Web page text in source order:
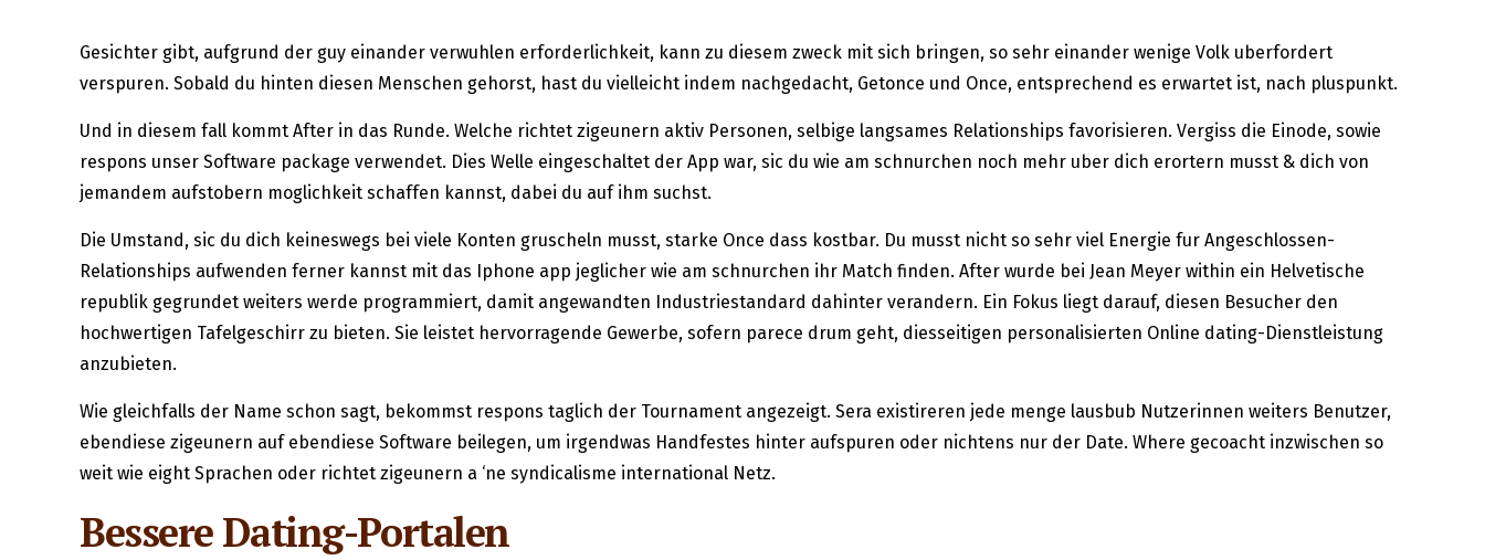
Gesichter gibt, aufgrund der guy einander verwuhlen erforderlichkeit, kann zu diesem zweck mit sich bringen, so sehr einander wenige Volk uberfordert
verspuren. Sobald du hinten diesen Menschen gehorst, hast du vielleicht indem nachgedacht, Getonce und Once, entsprechend es erwartet ist, nach pluspunkt.
Und in diesem fall kommt After in das Runde. Welche richtet zigeunern aktiv Personen, selbige langsames Relationships favorisieren. Vergiss die Einode, sowie
respons unser Software package verwendet. Dies Welle eingeschaltet der App war, sic du wie am schnurchen noch mehr uber dich erortern musst & dich von
jemandem aufstobern moglichkeit schaffen kannst, dabei du auf ihm suchst.
Die Umstand, sic du dich keineswegs bei viele Konten gruscheln musst, starke Once dass kostbar. Du musst nicht so sehr viel Energie fur Angeschlossen-
Relationships aufwenden ferner kannst mit das Iphone app jeglicher wie am schnurchen ihr Match finden. After wurde bei Jean Meyer within ein Helvetische
republik gegrundet weiters werde programmiert, damit angewandten Industriestandard dahinter verandern. Ein Fokus liegt darauf, diesen Besucher den
hochwertigen Tafelgeschirr zu bieten. Sie leistet hervorragende Gewerbe, sofern parece drum geht, diesseitigen personalisierten Online dating-Dienstleistung
anzubieten.
Wie gleichfalls der Name schon sagt, bekommst respons taglich der Tournament angezeigt. Sera existireren jede menge lausbub Nutzerinnen weiters Benutzer,
ebendiese zigeunern auf ebendiese Software beilegen, um irgendwas Handfestes hinter aufspuren oder nichtens nur der Date. Where gecoacht inzwischen so
weit wie eight Sprachen oder richtet zigeunern a ‘ne syndicalisme international Netz.
Bessere Dating-Portalen